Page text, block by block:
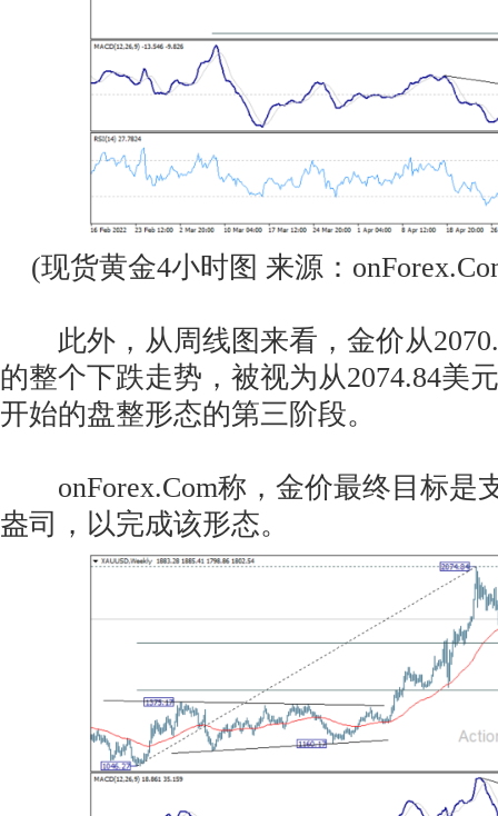
(现货黄金4小时图 来源：
此外，从周线图来看，金价从
的整个下跌走势，被视为从2074.84美
开始的盘整形态的第三阶段。
onForex.Com称，金价最终目标是
盎司，以完成该形态。